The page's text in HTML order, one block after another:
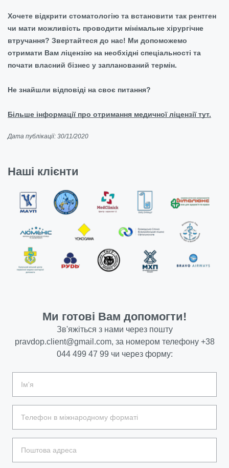
Хочете відкрити стоматологію та встановити так рентген
чи мати можливість проводити мінімальне хірургічне
втручання? Звертайтеся до нас! Ми допоможемо
отримати Вам ліцензію на необхідні спеціальності та
почати власний бізнес у запланований термін.
Не знайшли відповіді на своє питання?
Більше інформації про отримання медичної ліцензії тут.
Дата публікації: 30/11/2020
Наші клієнти
Ми готові Вам допомогти!
Зв'яжіться з нами через пошту
pravdop.client@gmail.com, за номером телефону +38
044 499 47 99 чи через форму: